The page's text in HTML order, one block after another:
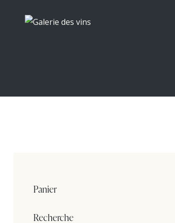
Panier
Recherche